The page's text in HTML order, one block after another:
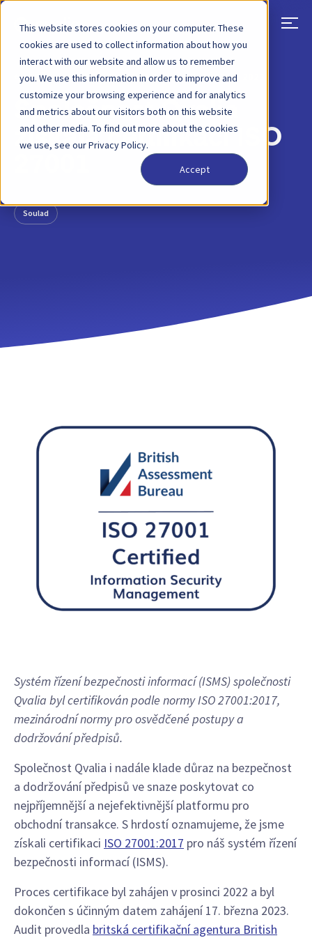
This website stores cookies on your computer. These
cookies are used to collect information about how you
interact with our website and allow us to remember
you. We use this information in order to improve and
customize your browsing experience and for analytics
and metrics about our visitors both on this website
and other media. To find out more about the cookies
we use, see our Privacy Policy.
Accept
ZPĚT PŘÍSPĚVEK NA BLOGU 17. BŘEZNA 2023
Společnost Qvalia
získala certifikaci ISO
Soulad
Systém řízení bezpečnosti informací (ISMS) společnosti
Qvalia byl certifikován podle normy ISO 27001:2017,
mezinárodní normy pro osvědčené postupy a
dodržování předpisů.
Společnost Qvalia i nadále klade důraz na bezpečnost
a dodržování předpisů ve snaze poskytovat co
nejpříjemnější a nejefektivnější platformu pro
obchodní transakce. S hrdostí oznamujeme, že jsme
získali certifikaci ISO 27001:2017 pro náš systém řízení
bezpečnosti informací (ISMS).
Proces certifikace byl zahájen v prosinci 2022 a byl
dokončen s účinným datem zahájení 17. března 2023.
Audit provedla britská certifikační agentura British